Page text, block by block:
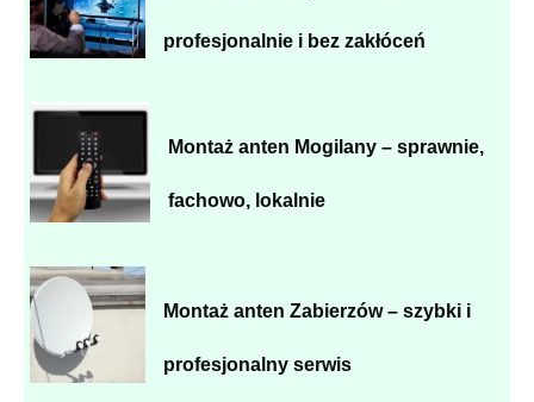
profesjonalnie i bez zakłóceń
Montaż anten Mogilany – sprawnie,
fachowo, lokalnie
Montaż anten Zabierzów – szybki i
profesjonalny serwis